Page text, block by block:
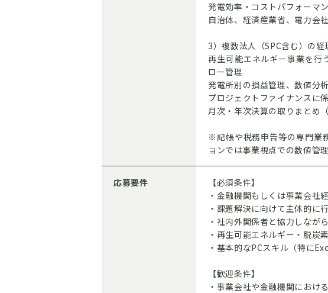
発電効率・コストパフォーマ
自治体、経済産業省、電力会
3）複数法人（SPC含む）の経
再生可能エネルギー事業を行
ロー管理
発電所別の損益管理、数値分析
プロジェクトファイナンスに
月次・年次決算の取りまとめ
※記帳や税務申告等の専門業
ョンでは事業視点での数値管
応募要件
【必須条件】
・金融機関もしくは事業会社
・課題解決に向けて主体的に
・社内外関係者と協力しなが
・再生可能エネルギー・脱炭
・基本的なPCスキル（特に
【歓迎条件】
・事業会社や金融機関におけ